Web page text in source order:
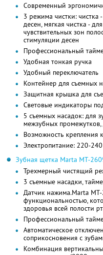
Современный
3 режима чистки: чистка
десен, мягкая чистка -
чувствительных зон
стимуляции десен
Профессиональный
Удобная тонкая ручка
Удобный переключатель
Контейнер для съемных
Защитная крышка для
Световые индикаторы
5 съемных насадок: для
межзубных промежутков,
Возможность крепления
Электропитание: 220-240
Зубная щетка Marta MT-
Трехмерный чистящий
3 съемные насадки,
Датчик нажима.Marta
функциональностью,
здоровья всей полости
Профессиональный
Автоматическое
соприкосновения с
Комбинация